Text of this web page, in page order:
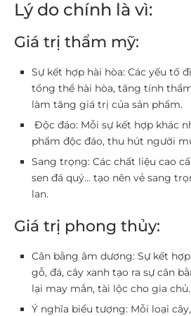
Lý do chính là vì:
Giá trị thẩm mỹ:
Sự kết hợp hài hòa: Các yếu tố
tổng thể hài hòa, tăng tính
làm tăng giá trị của sản phẩm.
Độc đáo: Mỗi sự kết hợp khác
phẩm độc đáo, thu hút người
Sang trọng: Các chất liệu cao
sen đá quý… tạo nên vẻ sang
lan.
Giá trị phong thủy:
Cân bằng âm dương: Sự kết
gỗ, đá, cây xanh tạo ra sự cân
lại may mắn, tài lộc cho gia chủ.
Ý nghĩa biểu tượng: Mỗi loại